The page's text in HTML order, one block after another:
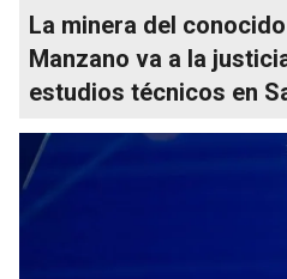
La minera del
Manzano va a la
estudios técnicos en